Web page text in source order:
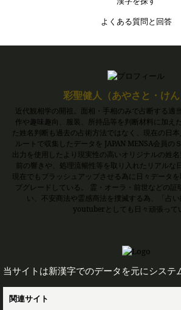
よくある質問と回答
彩聖健人（あやさと・けん
近代観相学の開祖。面相・手相のみで占断する適
作や趣味趣向、服装、所持品等を判断材料に加え
た姓名判断も過去の占術方法ではなく、現在の日
ルートで収集したデータを JAPAN MENSA会員の
出力を使用したより現実性の高いオリジナルの姓
前の響きや、処理流暢性等を取り入れたリアルな
現在でもブラッシュアップさせる為に日々データ
プグレードしている。 霊・オーラ・前世などの
い、不安商法や霊感商法を撲滅する為、「占
youtuberとしても日々頑張って
当サイトは新漢字でのデータを元にシステ
関連サイト